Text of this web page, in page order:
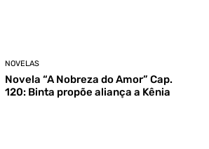
NOVELAS
Novela “A Nobreza do Amor” Cap.
120: Binta propõe aliança a Kênia